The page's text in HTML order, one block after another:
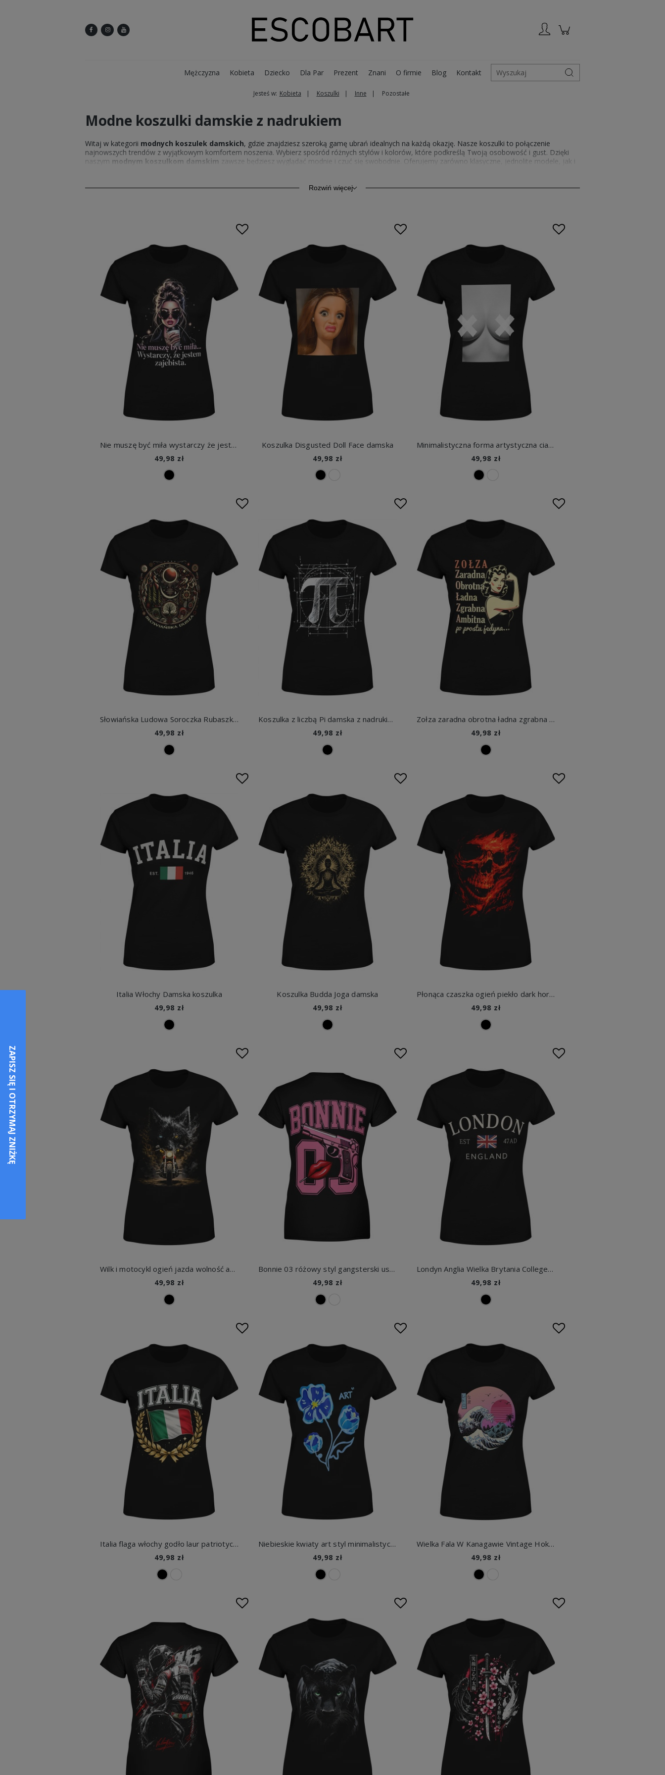
Mężczyzna Kobieta Dziecko Dla Par Prezent Znani O firmie Blog Kontakt Wyszukaj
Jesteś w: Kobieta Koszulki Inne Pozostałe
Modne koszulki damskie z nadrukiem
Witaj w kategorii modnych koszulek damskich, gdzie znajdziesz szeroką gamę ubrań idealnych na każdą okazję. Nasze koszulki to połączenie
najnowszych trendów z wyjątkowym komfortem noszenia. Wybierz spośród różnych stylów i kolorów, które podkreślą Twoją osobowość i gust. Dzięki
naszym modnym koszulkom damskim zawsze będziesz wyglądać modnie i czuć się swobodnie. Oferujemy zarówno klasyczne, jednolite modele, jak i
Rozwiń więcej
Nie muszę być miła wystarczy że jestem zajebista styl fashion kawa pewność siebie Damska koszulka
49,98 zł
Koszulka Disgusted Doll Face damska
49,98 zł
Minimalistyczna forma artystyczna ciało zaklejone sutki piersi Damska koszulka
49,98 zł
Słowiańska Ludowa Soroczka Rubaszka Dusza Damska koszulka
49,98 zł
Koszulka z liczbą Pi damska z nadrukiem
49,98 zł
Zołza zaradna obrotna ładna zgrabna ambitna retro kobieca siła Damska koszulka
49,98 zł
Italia Włochy Damska koszulka
49,98 zł
Koszulka Budda Joga damska
49,98 zł
Płonąca czaszka ogień piekło dark horror demon strach mroczny klimat hell fire Damska koszulka
49,98 zł
Wilk i motocykl ogień jazda wolność adrenalina biker styl droga pasja motory Damska koszulka
49,98 zł
Bonnie 03 różowy styl gangsterski usta charakter street vibe Damska koszulka
49,98 zł
Londyn Anglia Wielka Brytania College UK Damska koszulka
49,98 zł
Italia flaga włochy godło laur patriotyczny symbol europa kraj heritage styl vintage Damska koszulka
49,98 zł
Niebieskie kwiaty art styl minimalistyczny natura estetyka delikatny wzór rośliny vibe Damska koszulka
49,98 zł
Wielka Fala W Kanagawie Vintage Hokusai Japońska Damska koszulka
49,98 zł